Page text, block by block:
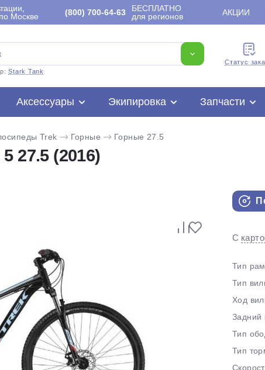
Москве
(800) 700-64-63
БЕСПЛАТНО
для регионов
АКЦИИ
Stark Tank
Cтатус
Аксессуары Экипировка Запчасти
Trek Горные Горные 27.5
27.5 (2016)
С
Тип
Тип
Ход
Задний
Тип
Тип
Разбейте
на части
без переплат
График платежей
Сегодня